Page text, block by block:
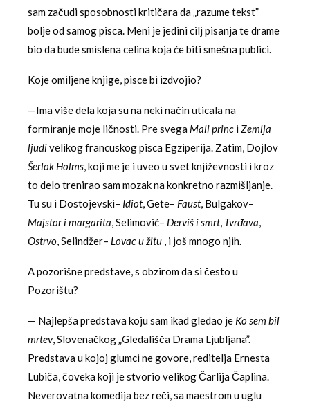
sam začudi sposobnosti kritičara da „razume tekst”
bolje od samog pisca. Meni je jedini cilj pisanja te drame
bio da bude smislena celina koja će biti smešna publici.
Koje omiljene knjige, pisce bi izdvojio?
—Ima više dela koja su na neki način uticala na
formiranje moje ličnosti. Pre svega Maliprinc iZemlja
ljudivelikog francuskog pisca Egziperija. Zatim, Dojlov
Šerlok Holms, koji me je i uveo u svet književnosti i kroz
to delo trenirao sam mozak na konkretno razmišljanje.
Tu su i Dostojevski– Idiot, Gete– Faust, Bulgakov–
Majstor i margarita, Selimović– Derviš i smrt, Tvrđava,
Ostrvo, Selindžer– Lovac u žitu , i još mnogo njih.
A pozorišne predstave, s obzirom da si često u
Pozorištu?
— Najlepša predstava koju sam ikad gledao je Ko sem bil
mrtev, Slovenačkog „Gledališča Drama Ljubljana”.
Predstava u kojoj glumci ne govore, reditelja Ernesta
Lubiča, čoveka koji je stvorio velikog Čarlija Čaplina.
Neverovatna komedija bez reči, sa maestrom u uglu